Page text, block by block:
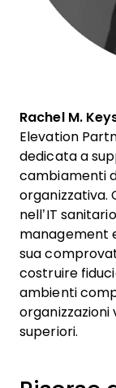
Rachel M.
Elevation
dedicata a
cambiamenti
organizzativa.
nell’IT
management
sua
costruire
ambienti
superiori.